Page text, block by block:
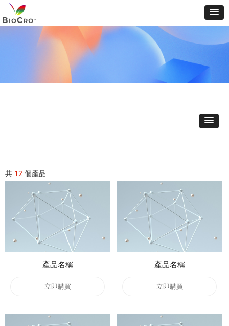
共 12 個產品
產品名稱
立即購買
產品名稱
立即購買